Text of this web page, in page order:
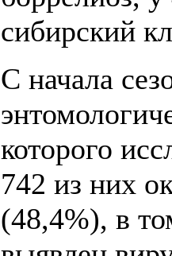
сибирский
С начала
которого
742 из них
(48,4%), в